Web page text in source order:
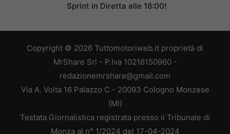
Sprint in Diretta alle 18:00!
Copyright © 2026 Tuttomotoriweb.it proprietà di
MrShare Srl - P.Iva 10216150960 -
redazionemrshare@gmail.com
Via A. Volta 16 Palazzo C - 20093 Cologno Monzese
(MI)
Testata Giornalistica registrata presso il Tribunale di
Monza al n° 1/2024 del 17-04-2024